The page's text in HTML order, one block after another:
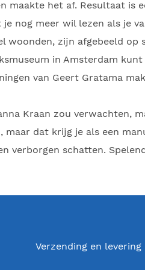
maakte het af. Resultaat is
nog meer wil lezen als je
woonden, zijn afgebeeld
in Amsterdam kunt
van Geert Gratama
Kraan zou verwachten,
maar dat krijg je als een
verborgen schatten.
Verzending en levering